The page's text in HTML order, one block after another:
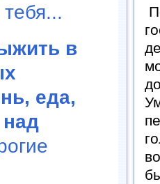
тебя...
в
еда,